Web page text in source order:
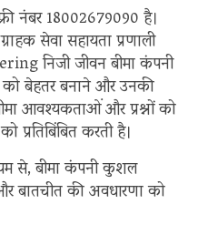
नंबर 18002679090 है।
सेवा सहायता प्रणाली
निजी जीवन बीमा कंपनी
बेहतर बनाने और उनकी
आवश्यकताओं और प्रश्नों को
प्रतिबिंबित करती है।
से, बीमा कंपनी कुशल
बातचीत की अवधारणा को